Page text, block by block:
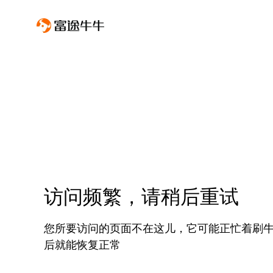
访问频繁，请稍后重试
您所要访问的页面不在这儿，它可能正忙着刷
后就能恢复正常